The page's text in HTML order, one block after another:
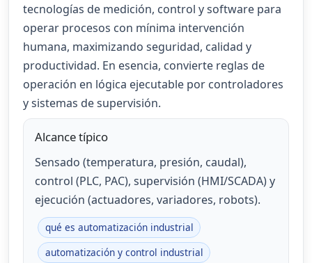
tecnologías de medición, control y software para
operar procesos con mínima intervención
humana, maximizando seguridad, calidad y
productividad. En esencia, convierte reglas de
operación en lógica ejecutable por controladores
y sistemas de supervisión.
Alcance típico
Sensado (temperatura, presión, caudal),
control (PLC, PAC), supervisión (HMI/SCADA) y
ejecución (actuadores, variadores, robots).
qué es automatización industrial
automatización y control industrial